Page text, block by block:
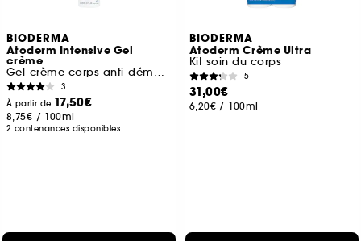
BIODERMA
Atoderm Intensive Gel
crème
Gel-crème corps anti-démangeaison
3
À partir de 17,50€
8,75€ / 100ml
2 contenances disponibles
BIODERMA
Atoderm Crème Ultra
Kit soin du corps
5
31,00€
6,20€ / 100ml